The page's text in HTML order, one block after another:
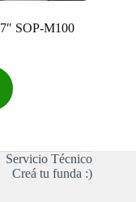
SOP-M100
Servicio Técnico
Creá tu funda :)